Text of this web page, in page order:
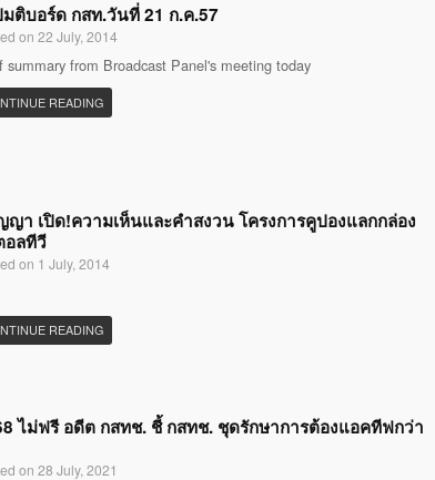
มติบอร์ด กสท.วันที่ 21 ก.ค.57
on 22 July, 2014
summary from Broadcast Panel's meeting today
READING
ญา เปิด!ความเห็นและคำสงวน โครงการคูปองแลกกล่อง
อลทีวี
on 1 July, 2014
READING
ไม่ฟรี อดีต กสทช. ชี้ กสทช. ชุดรักษาการต้องแอคทีฟกว่า
on 28 July, 2021